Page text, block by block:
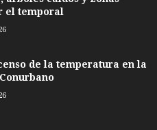
el temporal
de la temperatura en la